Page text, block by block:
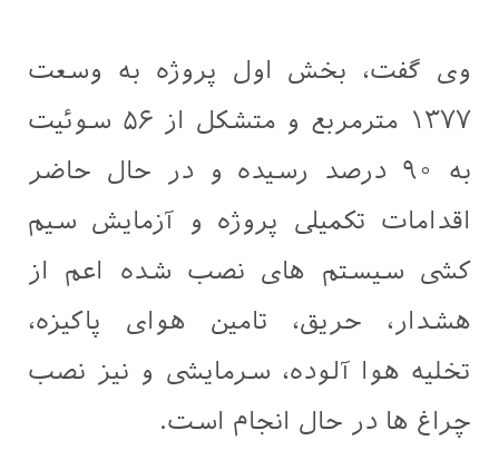
وی گفت، بخش اول پروژه به وسعت
۱۳۷۷ مترمربع و متشکل از ۵۶ سوئیت
به ۹۰ درصد رسیده و در حال حاضر
اقدامات تکمیلی پروژه و آزمایش سیم
کشی سیستم های نصب شده اعم از
هشدار، حریق، تامین هوای پاکیزه،
تخلیه هوا آلوده، سرمایشی و نیز نصب
چراغ ها در حال انجام است.